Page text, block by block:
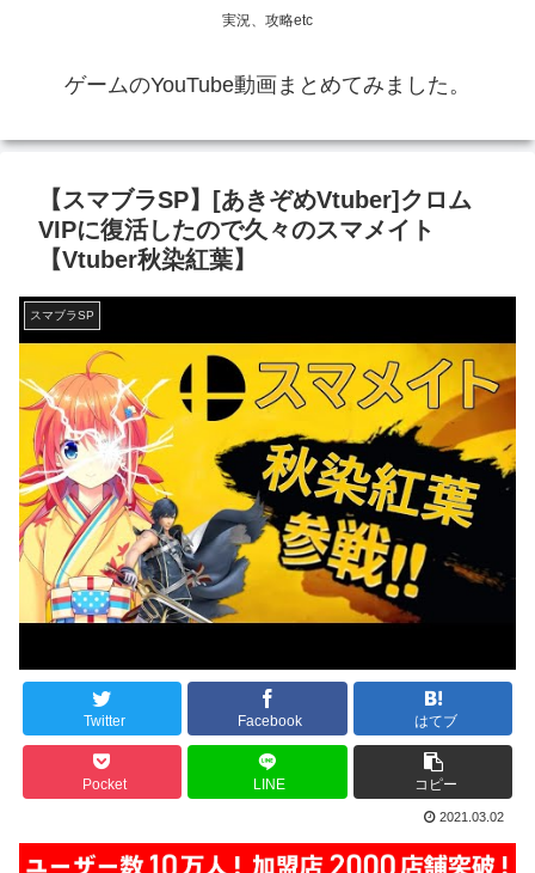
実況、攻略etc
ゲームのYouTube動画まとめてみました。
【スマブラSP】[あきぞめVtuber]クロム
VIPに復活したので久々のスマメイト
【Vtuber秋染紅葉】
スマブラSP
Twitter Facebook はてブ
Pocket LINE コピー
2021.03.02